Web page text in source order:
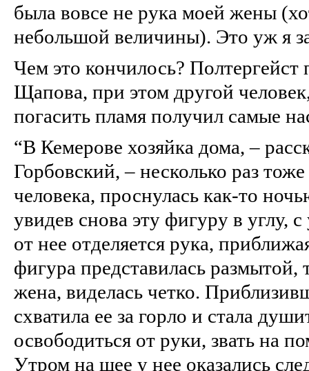
была вовсе не рука моей жены
небольшой величины). Это уж я
Чем это кончилось?
Щапова, при этом другой
погасить пламя получил самые
“В Кемерове хозяйка дома, –
Горбовский, – несколько раз
человека, проснулась как‑то
увидев снова эту фигуру в углу,
от нее отделяется рука,
фигура представилась размытой,
жена, виделась четко.
схватила ее за горло и стала
освободиться от руки, звать на
Утром на шее у нее оказались